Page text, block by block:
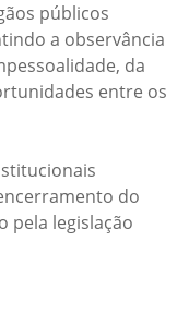
públicos
a observância
da
entre os
do
pela legislação